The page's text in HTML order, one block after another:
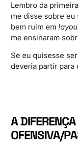
Lembro da
me disse sobre
bem ruim em
me ensinaram
Se eu quisesse
deveria partir para
A
OFENSIVA/